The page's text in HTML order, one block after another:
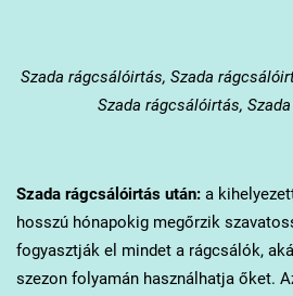
Szada rágcsálóirtás, Szada
Szada rágcsálóirtás,
Szadarágcsálóirtás után:a
hosszú hónapokig megőrzik
fogyasztják el mindet a rágcsálók,
szezon folyamán használhatja őket.